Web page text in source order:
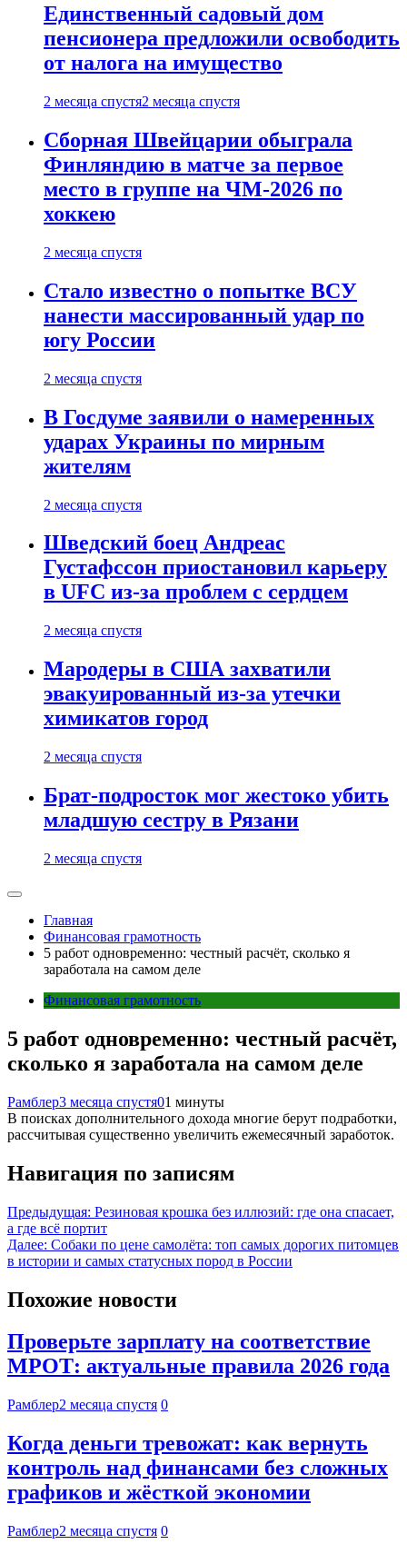
Единственный садовый дом
пенсионера предложили освободить
от налога на имущество
2 месяца спустя2 месяца спустя
Сборная Швейцарии обыграла
Финляндию в матче за первое
место в группе на ЧМ-2026 по
хоккею
2 месяца спустя
Стало известно о попытке ВСУ
нанести массированный удар по
югу России
2 месяца спустя
В Госдуме заявили о намеренных
ударах Украины по мирным
жителям
2 месяца спустя
Шведский боец Андреас
Густафссон приостановил карьеру
в UFC из-за проблем с сердцем
2 месяца спустя
Мародеры в США захватили
эвакуированный из-за утечки
химикатов город
2 месяца спустя
Брат-подросток мог жестоко убить
младшую сестру в Рязани
2 месяца спустя
Главная
Финансовая грамотность
5 работ одновременно: честный расчёт, сколько я
заработала на самом деле
Финансовая грамотность
5 работ одновременно: честный расчёт,
сколько я заработала на самом деле
Рамблер3 месяца спустя01 минуты
В поисках дополнительного дохода многие берут подработки,
рассчитывая существенно увеличить ежемесячный заработок.
Навигация по записям
Предыдущая: Резиновая крошка без иллюзий: где она спасает,
а где всё портит
Далее: Собаки по цене самолёта: топ самых дорогих питомцев
в истории и самых статусных пород в России
Похожие новости
Проверьте зарплату на соответствие
МРОТ: актуальные правила 2026 года
Рамблер2 месяца спустя 0
Когда деньги тревожат: как вернуть
контроль над финансами без сложных
графиков и жёсткой экономии
Рамблер2 месяца спустя 0